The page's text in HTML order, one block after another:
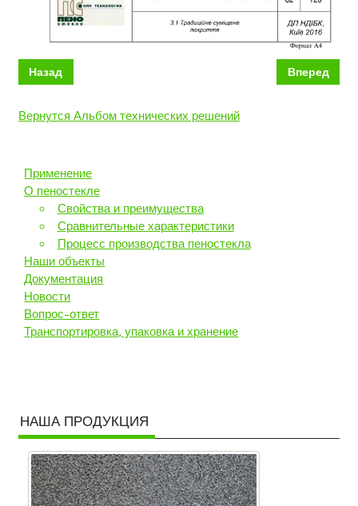
Назад Вперед
Вернутся Альбом технических решений
Применение
О пеностекле
Свойства и преимущества
Сравнительные характеристики
Процесс производства пеностекла
Наши объекты
Документация
Новости
Вопрос-ответ
Транспортировка, упаковка и хранение
НАША ПРОДУКЦИЯ